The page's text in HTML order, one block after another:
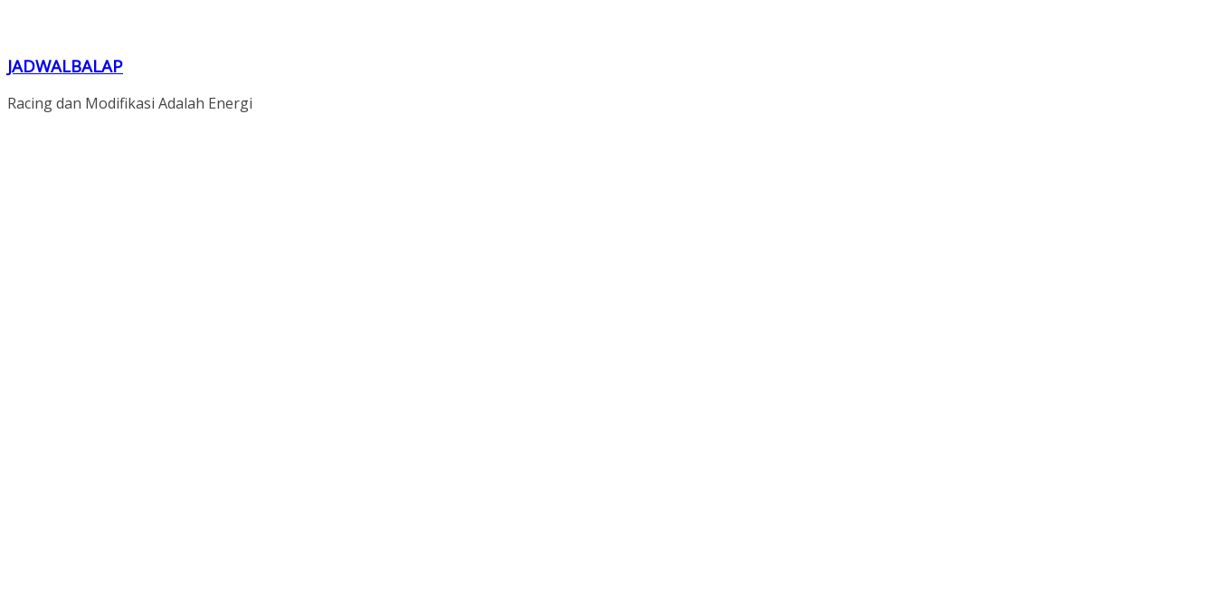
JADWALBALAP
Racing dan Modifikasi Adalah Energi